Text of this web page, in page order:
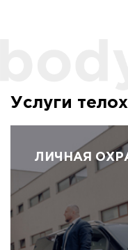
Услуги
ЛИЧНАЯ